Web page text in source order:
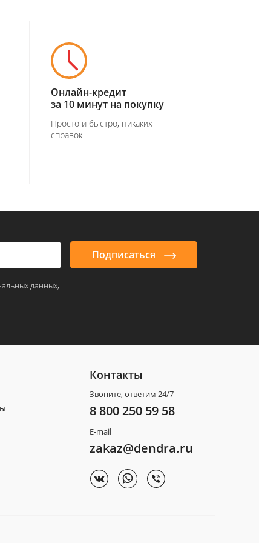
Онлайн-кредит
за 10 минут на покупку
Просто и быстро, никаких
справок
Подписаться
данных,
Контакты
Звоните, ответим 24/7
8 800 250 59 58
E-mail
zakaz@dendra.ru